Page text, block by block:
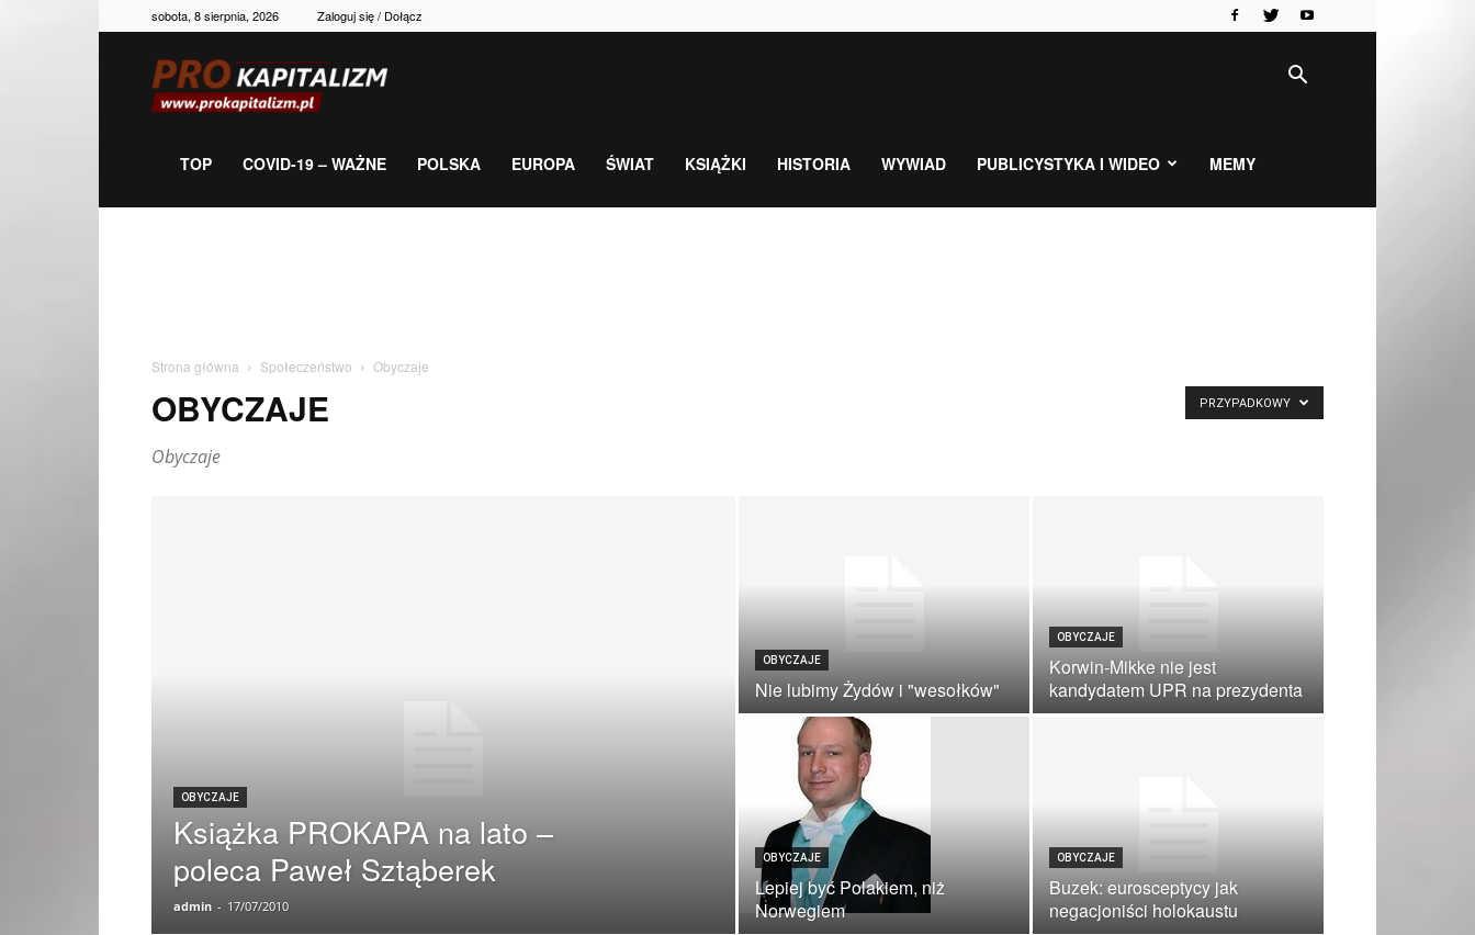
sobota, 8 sierpnia, 2026 Zaloguj się / Dołącz
gospodarka,
TOP COVID-19 – WAŻNE POLSKA EUROPA ŚWIAT KSIĄŻKI HISTORIA WYWIAD PUBLICYSTYKA I WIDEO MEMY
Strona główna Społeczeństwo Obyczaje
OBYCZAJE
Obyczaje
PRZYPADKOWY
OBYCZAJE
Książka PROKAPA na lato –
poleca Paweł Sztąberek
admin - 17/07/2010
OBYCZAJE
Nie lubimy Żydów i "wesołków"
OBYCZAJE
Korwin-Mikke nie jest
kandydatem UPR na prezydenta
OBYCZAJE
Lepiej być Polakiem, niż
Norwegiem
OBYCZAJE
Buzek: eurosceptycy jak
negacjoniści holokaustu